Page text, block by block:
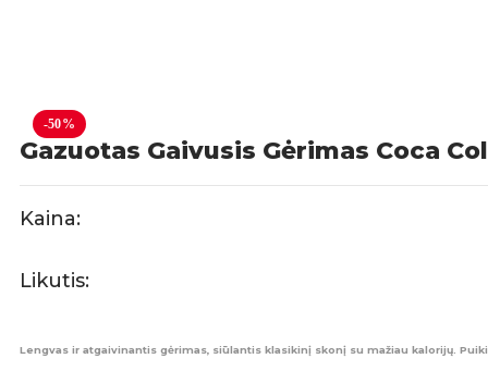
-50%
Gazuotas Gaivusis Gėrimas Coca
Kaina:
Likutis:
Lengvas ir atgaivinantis gėrimas, siūlantis klasikinį skonį su mažiau kalorijų.